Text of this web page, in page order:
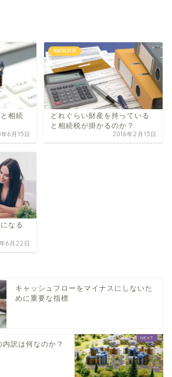
相続
6月15日
相続税対策
どれぐらい財産を持っている
と相続税が掛かるのか？
2016年2月15日
なる
6月22日
キャッシュフローをマイナスにしないた
めに重要な指標
訳は何なのか？